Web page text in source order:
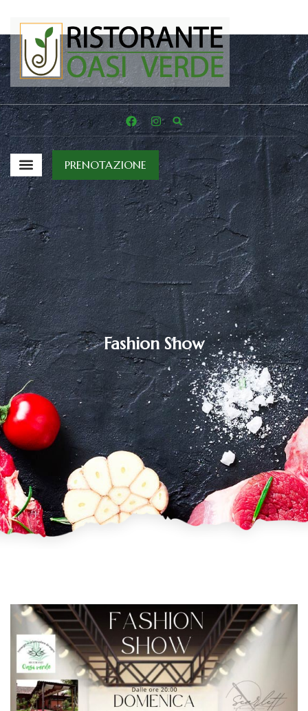
PRENOTAZIONE
Fashion Show